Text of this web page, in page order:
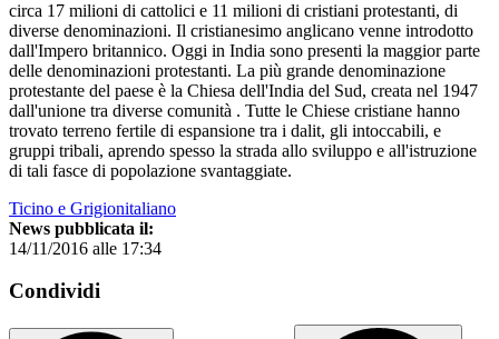
circa 17 milioni di cattolici e 11 milioni di cristiani protestanti, di
diverse denominazioni. Il cristianesimo anglicano venne introdotto
dall'Impero britannico. Oggi in India sono presenti la maggior parte
delle denominazioni protestanti. La più grande denominazione
protestante del paese è la Chiesa dell'India del Sud, creata nel 1947
dall'unione tra diverse comunità . Tutte le Chiese cristiane hanno
trovato terreno fertile di espansione tra i dalit, gli intoccabili, e
gruppi tribali, aprendo spesso la strada allo sviluppo e all'istruzione
di tali fasce di popolazione svantaggiate.
Ticino e Grigionitaliano
News pubblicata il:
14/11/2016 alle 17:34
Condividi